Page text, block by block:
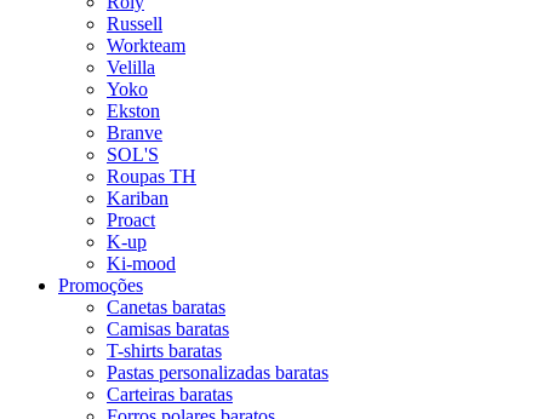
Russell
Workteam
Velilla
Yoko
Ekston
Branve
SOL'S
Roupas TH
Kariban
Proact
K-up
Ki-mood
Promoções
Canetas baratas
Camisas baratas
T-shirts baratas
Pastas personalizadas baratas
Carteiras baratas